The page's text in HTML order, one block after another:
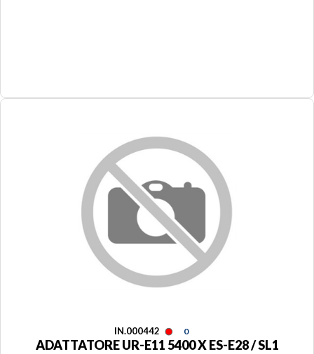
IN.000442 0
ADATTATORE UR-E11 5400 X ES-E28 / SL1